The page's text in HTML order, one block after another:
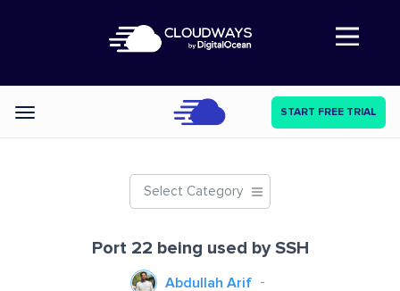
Abre a navegação
Categories START FREE TRIAL
Select Category
Port 22 being used by SSH
Abdullah Arif